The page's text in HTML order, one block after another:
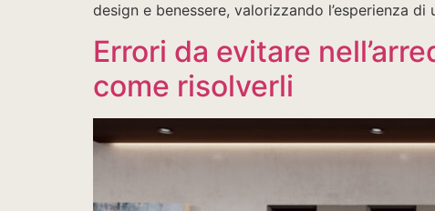
design e benessere, valorizzando l’esperienza
Errori da evitare
come risolverli